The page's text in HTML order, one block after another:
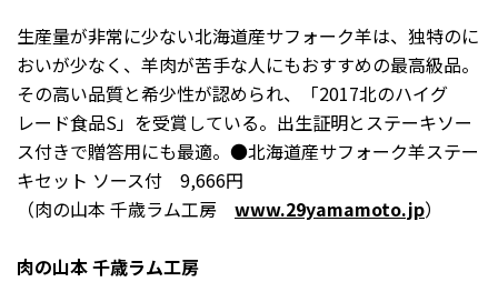
生産量が非常に少ない北海道産サフォーク羊は、独特のに
おいが少なく、羊肉が苦手な人にもおすすめの最高級品。
その高い品質と希少性が認められ、「2017北のハイグ
レード食品S」を受賞している。出生証明とステーキソー
ス付きで贈答用にも最適。●北海道産サフォーク羊ステー
キセット ソース付 9,666円
（肉の山本 千歳ラム工房 www.29yamamoto.jp）
肉の山本 千歳ラム工房